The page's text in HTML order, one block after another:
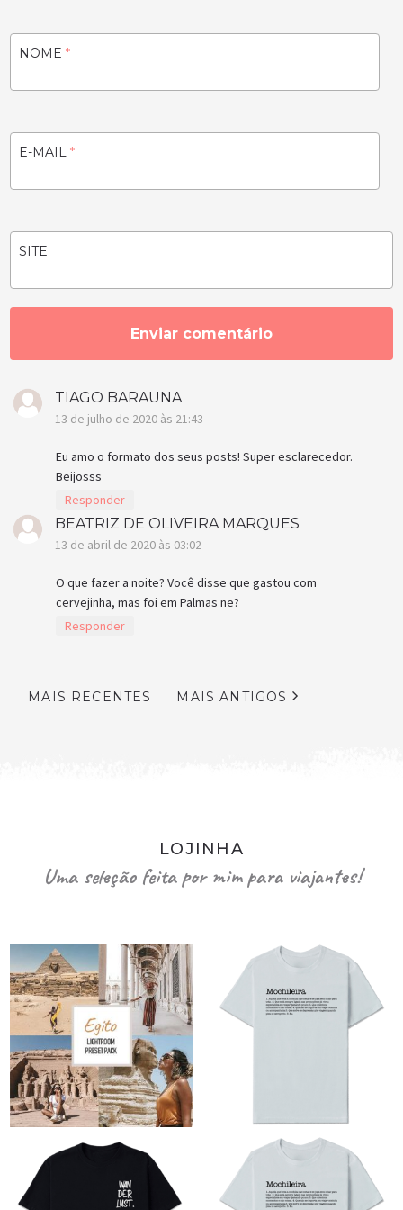
NOME*
E-MAIL*
SITE
TIAGO BARAUNA
13 de julho de 2020 às 21:43
Eu amo o formato dos seus posts! Super esclarecedor.
Beijosss
Responder
BEATRIZ DE OLIVEIRA MARQUES
13 de abril de 2020 às 03:02
O que fazer a noite? Você disse que gastou com
cervejinha, mas foi em Palmas ne?
Responder
MAIS RECENTES MAIS ANTIGOS
LOJINHA
Uma seleção feita por mim para viajantes!
original
era:
atual